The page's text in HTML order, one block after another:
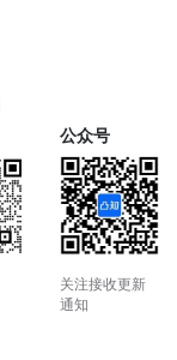
公众号
关注接收更新
通知